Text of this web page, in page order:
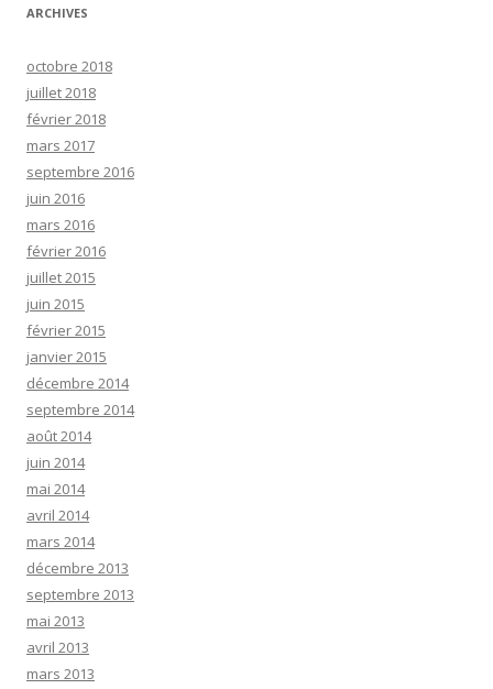
ARCHIVES
octobre 2018
juillet 2018
février 2018
mars 2017
septembre 2016
juin 2016
mars 2016
février 2016
juillet 2015
juin 2015
février 2015
janvier 2015
décembre 2014
septembre 2014
août 2014
juin 2014
mai 2014
avril 2014
mars 2014
décembre 2013
septembre 2013
mai 2013
avril 2013
mars 2013